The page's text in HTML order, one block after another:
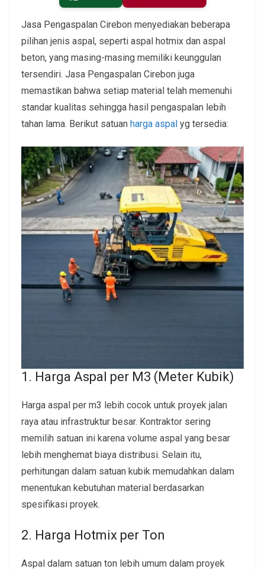
Jasa Pengaspalan Cirebon menyediakan beberapa
pilihan jenis aspal, seperti aspal hotmix dan aspal
beton, yang masing-masing memiliki keunggulan
tersendiri. Jasa Pengaspalan Cirebon juga
memastikan bahwa setiap material telah memenuhi
standar kualitas sehingga hasil pengaspalan lebih
tahan lama. Berikut satuan harga aspal yg tersedia:
1. Harga Aspal per M3 (Meter Kubik)
Harga aspal per m3 lebih cocok untuk proyek jalan
raya atau infrastruktur besar. Kontraktor sering
memilih satuan ini karena volume aspal yang besar
lebih menghemat biaya distribusi. Selain itu,
perhitungan dalam satuan kubik memudahkan dalam
menentukan kebutuhan material berdasarkan
spesifikasi proyek.
2. Harga Hotmix per Ton
Aspal dalam satuan ton lebih umum dalam proyek